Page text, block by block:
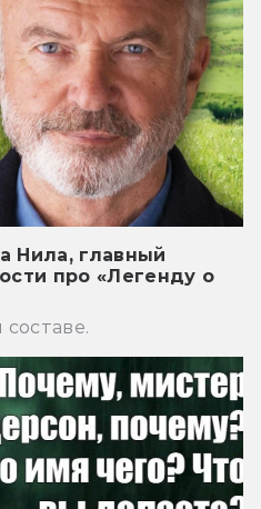
Нила, главный
про «Легенду о